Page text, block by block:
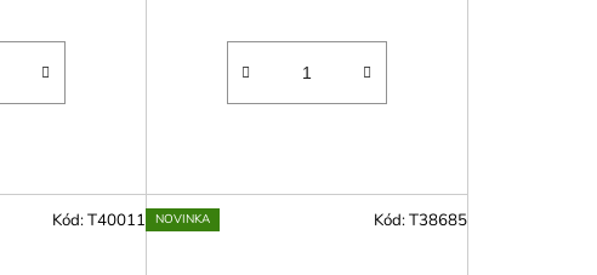
Kód:T40011 NOVINKA Kód:T38685